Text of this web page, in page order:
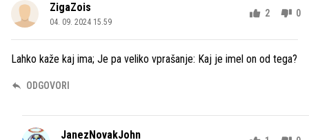
ZigaZois
04. 09. 2024 15.59
2 0
Lahko kaže kaj ima; Je pa veliko vprašanje: Kaj je imel on od tega?
ODGOVORI
JanezNovakJohn